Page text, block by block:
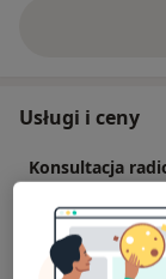
Usługi i ceny
Konsultacja
USG jamy